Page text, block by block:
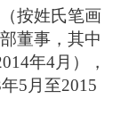
按姓氏笔画
董事，其中
年4月），
5月至2015